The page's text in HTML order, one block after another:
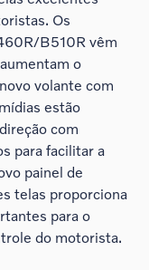
Os
B510R vêm
o
volante com
estão
com
para facilitar a
painel de
telas proporciona
para o
do motorista.